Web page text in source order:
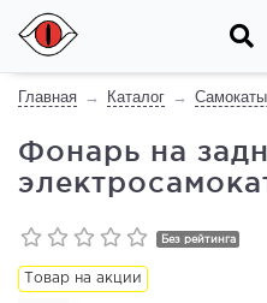
Главная Каталог
Фонарь на
Без рейтинга
Товар на акции